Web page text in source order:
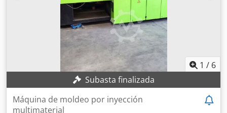
costes de desmontaje y carga.
1 / 6
Subasta finalizada
Máquina de moldeo por inyección
multimaterial